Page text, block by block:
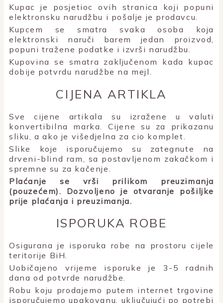
Kupac je posjetioc ovih stranica koji popuni
elektronsku narudžbu i pošalje je prodavcu.
Kupcem se smatra svaka osoba koja
elektronski naruči barem jedan proizvod,
popuni tražene podatke i izvrši narudžbu.
Kupovina se smatra zaključenom kada kupac
dobije potvrdu narudžbe na mejl.
CIJENA ARTIKLA
Sve cijene artikala su izražene u valuti
konvertibilna marka. Cijene su za prikazanu
sliku, a ako je višedjelna za cio komplet.
Slike koje isporučujemo su zategnute na
drveni-blind ram, sa postavljenom zakačkom i
spremne su za kačenje.
Plaćanje se vrši prilikom preuzimanja
(pouzećem). Dozvoljeno je otvaranje pošiljke
prije plaćanja i preuzimanja.
ISPORUKA ROBE
Osigurana je isporuka robe na prostoru cijele
teritorije BiH.
Uobičajeno vrijeme isporuke je 3-5 radnih
dana od potvrde narudžbe.
Robu koju prodajemo putem internet trgovine
isporučujemo upakovanu, uključujući po potrebi